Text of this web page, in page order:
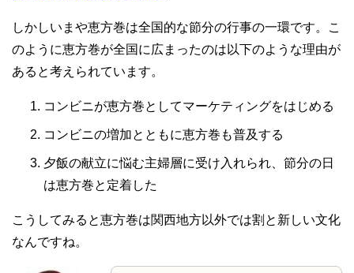
しかしいまや恵方巻は全国的な節分の行事の一環です。こ
のように恵方巻が全国に広まったのは以下のような理由が
あると考えられています。
コンビニが恵方巻としてマーケティングをはじめる
コンビニの増加とともに恵方巻も普及する
夕飯の献立に悩む主婦層に受け入れられ、節分の日
は恵方巻と定着した
こうしてみると恵方巻は関西地方以外では割と新しい文化
なんですね。